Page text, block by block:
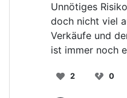
Unnötiges
doch nicht viel
Verkäufe und
ist immer noch
2 0